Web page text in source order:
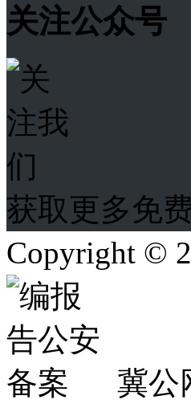
关注公众号
获取更多免
Copyright ©
冀公